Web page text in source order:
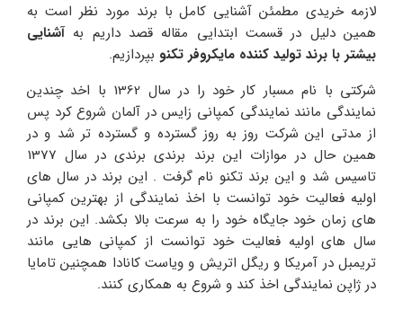
لازمه خریدی مطمئن آشنایی کامل با برند مورد نظر است به
همین دلیل در قسمت ابتدایی مقاله قصد داریم به آشنایی
بیشتر با برند تولید کننده مایکروفر تکنو بپردازیم.
شرکتی با نام مسبار کار خود را در سال 1362 با اخد چندین
نمایندگی مانند نمایندگی کمپانی زایس در آلمان شروع کرد پس
از مدتی این شرکت روز به روز گسترده و گسترده تر شد و در
همین حال در موازات این برند برندی برندی در سال 1377
تاسیس شد و این برند تکنو نام گرفت . این برند در سال های
اولیه فعالیت خود توانست با اخذ نمایندگی از بهترین کمپانی
های زمان خود جایگاه خود را به سرعت بالا بکشد. این برند در
سال های اولیه فعالیت خود توانست از کمپانی هایی مانند
تریمبل در آمریکا و ریگل اتریش و ویاست کانادا همچنین تامایا
در ژاپن نمایندگی اخذ کند و شروع به همکاری کنند.